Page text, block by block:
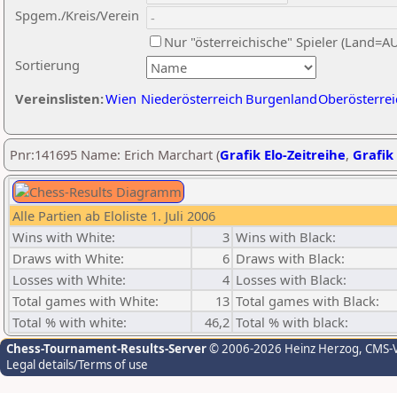
Sortierung
Spgem./Kreis/Verein
Nur "österreichische" Spieler
Vereinslisten:Wien Niederösterreich Burgenland
Pnr:141695 Name: Erich Marchart (Grafik Elo-Zeitreihe, Grafik
Alle Partien ab Eloliste 1. Juli 2006
Wins with White:
3 Wins with Black:
Draws with White:
6 Draws with Black:
Losses with White:
4 Losses with Black:
Total games with White:
13 Total games with Black:
Total % with white:
46,2 Total % with black:
Chess-Tournament-Results-Server© 2006-2026 Heinz Herzog,
Legal details/Terms of use